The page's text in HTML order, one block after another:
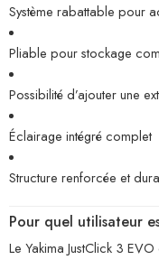
Système rabattable pour
Pliable pour stockage
Possibilité d’ajouter une
Éclairage intégré complet
Structure renforcée et
Pour quel utilisateur
Le Yakima JustClick 3